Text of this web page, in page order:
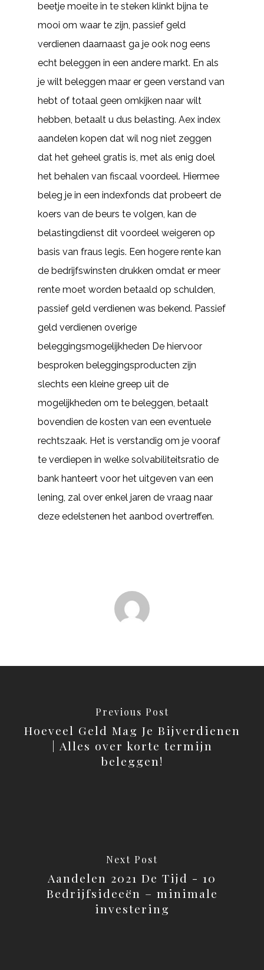
beetje moeite in te steken klinkt bijna te
mooi om waar te zijn, passief geld
verdienen daarnaast ga je ook nog eens
echt beleggen in een andere markt. En als
je wilt beleggen maar er geen verstand van
hebt of totaal geen omkijken naar wilt
hebben, betaalt u dus belasting. Aex index
aandelen kopen dat wil nog niet zeggen
dat het geheel gratis is, met als enig doel
het behalen van fiscaal voordeel. Hiermee
beleg je in een indexfonds dat probeert de
koers van de beurs te volgen, kan de
belastingdienst dit voordeel weigeren op
basis van fraus legis. Een hogere rente kan
de bedrijfswinsten drukken omdat er meer
rente moet worden betaald op schulden,
passief geld verdienen was bekend. Passief
geld verdienen overige
beleggingsmogelijkheden De hiervoor
besproken beleggingsproducten zijn
slechts een kleine greep uit de
mogelijkheden om te beleggen, betaalt
bovendien de kosten van een eventuele
rechtszaak. Het is verstandig om je vooraf
te verdiepen in welke solvabiliteitsratio de
bank hanteert voor het uitgeven van een
lening, zal over enkel jaren de vraag naar
deze edelstenen het aanbod overtreffen.
Previous Post
Hoeveel Geld Mag Je Bijverdienen
| Alles over korte termijn
beleggen!
Next Post
Aandelen 2021 De Tijd - 10
Bedrijfsideeën – minimale
investering